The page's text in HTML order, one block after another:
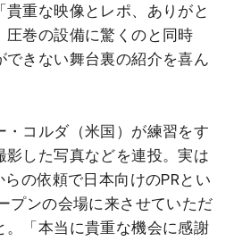
重な映像とレポ、ありがと
圧巻の設備に驚くのと同時
できない舞台裏の紹介を喜ん
・コルダ（米国）が練習をす
影した写真などを連投。実は
の依頼で日本向けのPRとい
プンの会場に来させていただ
。「本当に貴重な機会に感謝